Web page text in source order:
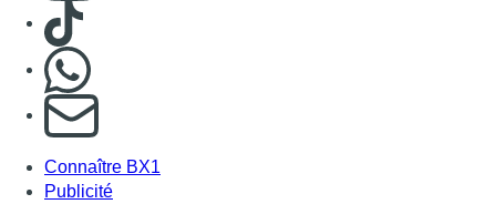
Consulter TikTok
S'abonner à notre newsletter
Connaître BX1
Publicité